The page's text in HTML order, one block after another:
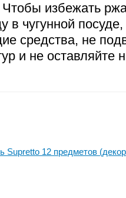
избежать
в чугунной
средства, не
и не оставляйте
Supretto 12 предметов